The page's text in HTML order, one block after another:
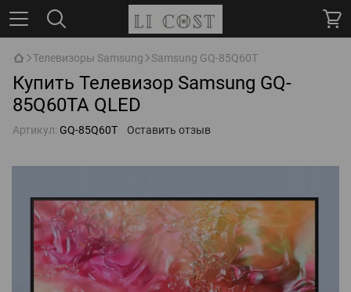
Телевизоры Samsung Samsung GQ-85Q60T
Купить Телевизор Samsung GQ-
85Q60TA QLED
Артикул: GQ-85Q60T Оставить отзыв